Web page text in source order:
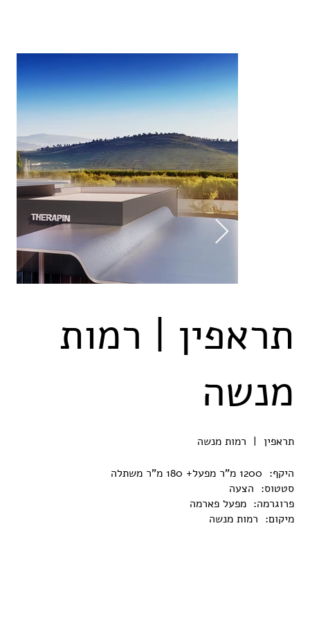
תראפין | רמות
מנשה
תראפין | רמות מנשה
היקף: 1200 מ"ר מפעל+ 180 מ"ר משתלה
סטטוס: הצעה
פרוגרמה: מפעל פארמה
מיקום: רמות מנשה